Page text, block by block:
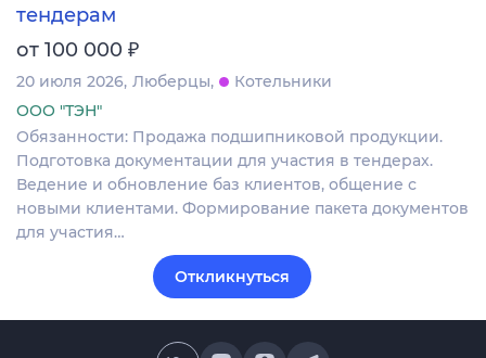
тендерам
от 100 000 ₽
20 июля 2026 Люберцы
Котельники
ООО "ТЭН"
Обязанности: Продажа подшипниковой продукции.
Подготовка документации для участия в тендерах.
Ведение и обновление баз клиентов, общение с
новыми клиентами. Формирование пакета документов
для участия…
Откликнуться